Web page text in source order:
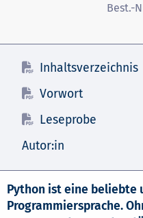
Best.-
Inhaltsverzeichnis
Vorwort
Leseprobe
Autor:in
Python ist eine beliebte
Programmiersprache.